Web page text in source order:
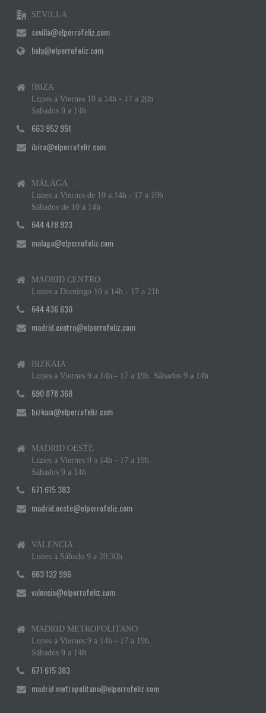
SEVILLA
sevilla@elperrofeliz.com
hola@elperrofeliz.com
IBIZA
Lunes a Viernes 10 a 14h - 17 a 20h
Sabados 9 a 14h
663 952 951
ibiza@elperrofeliz.com
MÁLAGA
Lunes a Viernes de 10 a 14h - 17 a 19h
Sábados de 10 a 14h
644 478 923
malaga@elperrofeliz.com
MADRID CENTRO
Lunes a Domingo 10 a 14h - 17 a 21h
644 436 630
madrid.centro@elperrofeliz.com
BIZKAIA
Lunes a Viernes 9 a 14h - 17 a 19h. Sábados 9 a 14h.
690 878 368
bizkaia@elperrofeliz.com
MADRID OESTE
Lunes a Viernes 9 a 14h - 17 a 19h
Sábados 9 a 14h
671 615 383
madrid.oeste@elperrofeliz.com
VALENCIA
Lunes a Sábado 9 a 20:30h
663 132 996
valencia@elperrofeliz.com
MADRID METROPOLITANO
Lunes a Viernes 9 a 14h - 17 a 19h
Sábados 9 a 14h
671 615 383
madrid.metropolitano@elperrofeliz.com